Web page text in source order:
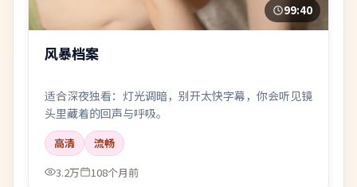
99:40
风暴档案
适合深夜独看：灯光调暗，别开太快字幕，你会听见镜
头里藏着的回声与呼吸。
高清
流畅
3.2万
108个月前